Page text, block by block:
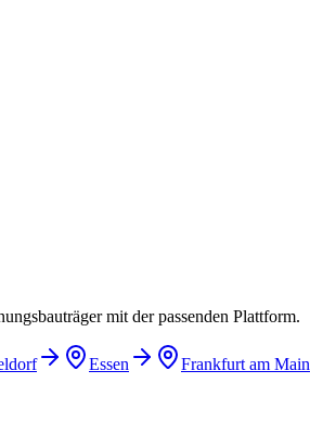
mit der passenden Plattform.
Essen
Frankfurt am Main